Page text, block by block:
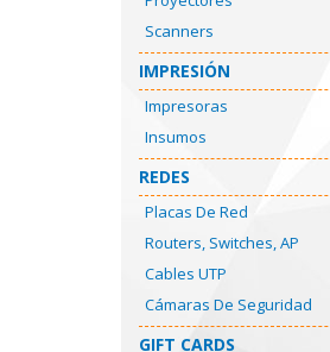
Scanners
IMPRESIÓN
Impresoras
Insumos
REDES
Placas De Red
Routers, Switches, AP
Cables UTP
Cámaras De Seguridad
GIFT CARDS